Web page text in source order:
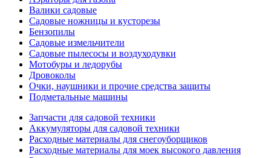
Валики садовые
Садовые ножницы и кусторезы
Бензопилы
Садовые измельчители
Садовые пылесосы и воздуходувки
Мотобуры и ледорубы
Дровоколы
Очки, наушники и прочие средства защиты
Подметальные машины
Запчасти для садовой техники
Аккумуляторы для садовой техники
Расходные материалы для снегоуборщиков
Расходные материалы для моек высокого давления